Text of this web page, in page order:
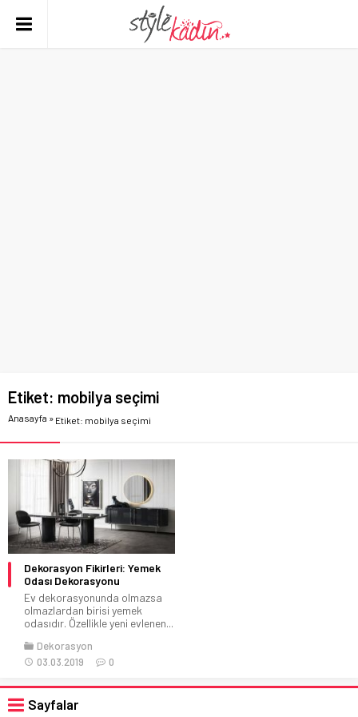
Etiket: mobilya seçimi
Anasayfa » Etiket: mobilya seçimi
Dekorasyon Fikirleri: Yemek
Odası Dekorasyonu
Ev dekorasyonunda olmazsa
olmazlardan birisi yemek
odasıdır. Özellikle yeni evlenen...
Dekorasyon
03.03.2019
0
Sayfalar